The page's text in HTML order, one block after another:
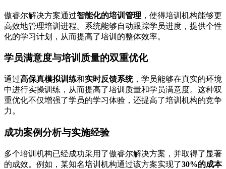
傲睿尔解决方案通过智能化的培训管理 ，使得培训机构能够更
高效地管理培训进程。系统能够自动跟踪学员进度，提供个性
化的学习计划，从而提高了培训的整体效率。
学员满意度与培训质量的双重优化
通过高保真模拟训练和实时反馈系统，学员能够在真实的环境
中进行实操训练，从而提高了培训质量和学员满意度。这种双
重优化不仅增强了学员的学习体验，还提高了培训机构的竞争
力。
成功案例分析与实施经验
多个培训机构已经成功采用了傲睿尔解决方案，并取得了显著
的成效。例如，某知名培训机构通过该方案实现了30%的成本